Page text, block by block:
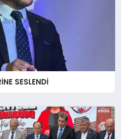
SESLENDİ